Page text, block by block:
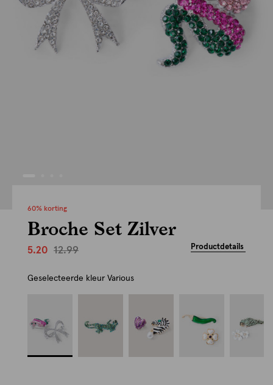
60% korting
Broche Set Zilver
5.20 12.99 Productdetails
Geselecteerde kleur Various